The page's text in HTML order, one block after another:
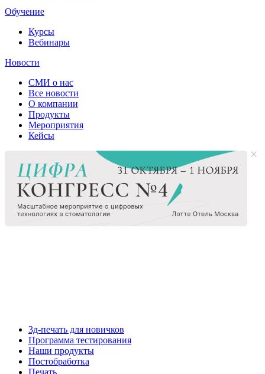
Обучение
Курсы
Вебинары
Новости
СМИ о нас
Все новости
О компании
Продукты
Мероприятия
Кейсы
3д-печать для новичков
Программа тестирования
Наши продукты
Постобработка
Печать